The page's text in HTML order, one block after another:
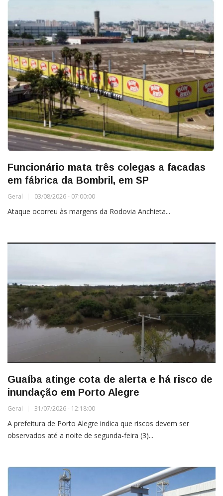
Funcionário mata três colegas a facadas
em fábrica da Bombril, em SP
Geral 03/08/2026 - 07:00:00
Ataque ocorreu às margens da Rodovia Anchieta...
Guaíba atinge cota de alerta e há risco de
inundação em Porto Alegre
Geral 31/07/2026 - 12:18:00
A prefeitura de Porto Alegre indica que riscos devem ser
observados até a noite de segunda-feira (3)...